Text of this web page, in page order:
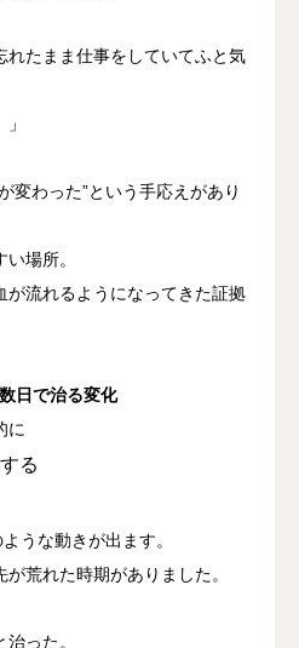
れたまま仕事をしていてふと気
変わった”という手応えがあり
場所。
が流れるようになってきた証拠
日で治る変化
に
る
うな動きが出ます。
荒れた時期がありました。
った。